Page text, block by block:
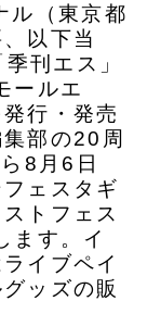
ル（東京都
以下当
刊エス」
ールエ
行・発売
部の20周
8月6日
ェスタギ
トフェス
ます。イ
イブペイ
ッズの販